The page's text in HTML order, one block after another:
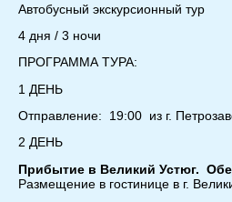
Автобусный экскурсионный тур
4 дня / 3 ночи
ПРОГРАММА ТУРА:
1 ДЕНЬ
Отправление: 19:00 из г.
2 ДЕНЬ
Прибытие в Великий Устюг.
Размещение в гостинице в г.